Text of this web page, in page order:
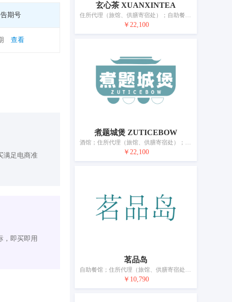
期号
查看
满足电商准
，即买即用
玄心茶 XUANXINTEA
住所代理（旅馆、供膳寄宿处）；自助餐馆；茶馆；酒吧服务；餐厅；活动房屋出租；养老院；日间托儿所（看孩子）；动物寄养；出租椅子、桌子、桌布和玻璃器皿
￥22,100
煮题城煲 ZUTICEBOW
酒馆；住所代理（旅馆、供膳寄宿处）；饭店；餐馆；汽车旅馆；茶馆；咖啡馆；旅游房屋出租；提供野营场地设施；餐具出租
￥22,100
茗品岛
自助餐馆；住所代理（旅馆、供膳寄宿处）；在啤酒作坊内供应饮料；快餐馆；果汁吧；咖啡馆；茶馆；酒吧服务；餐厅服务；饭店
￥10,790